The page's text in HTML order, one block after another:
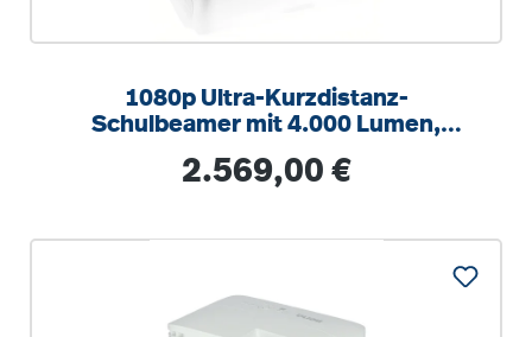
1080p Ultra-Kurzdistanz-
Schulbeamer mit 4.000 Lumen,
Dynamikumfang
Regulärer Preis:
2.569,00 €